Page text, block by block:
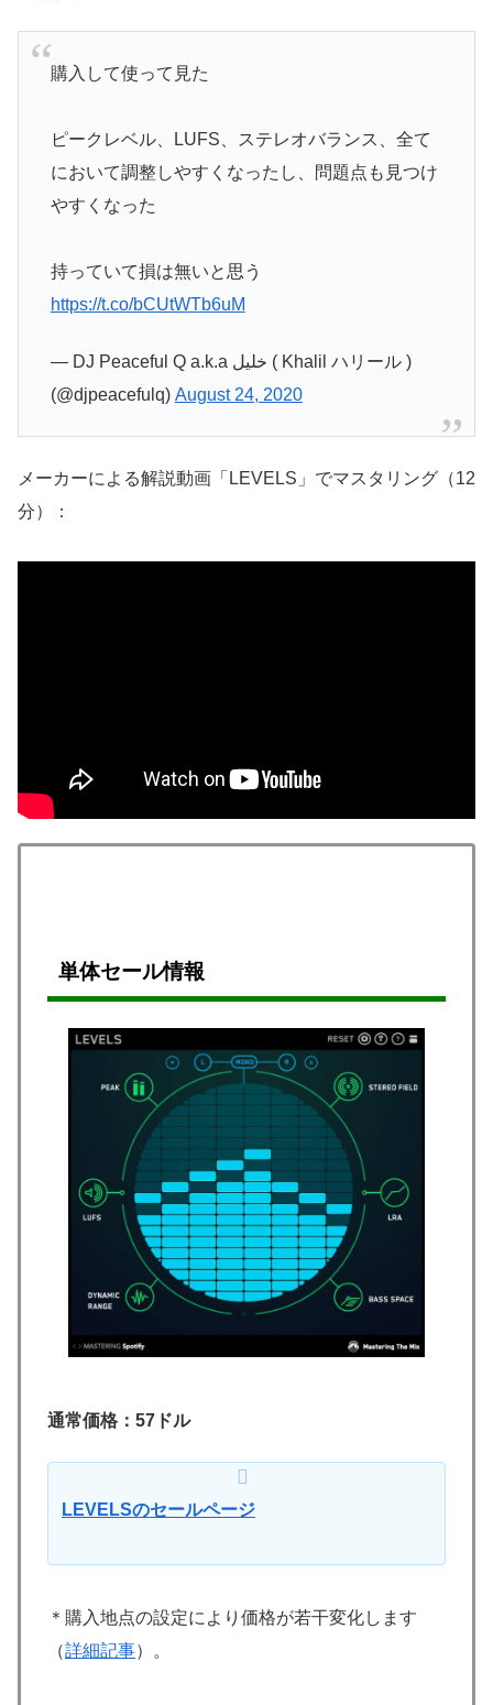
購入して使って見た
ピークレベル、LUFS、ステレオバランス、全て
において調整しやすくなったし、問題点も見つけ
やすくなった
持っていて損は無いと思う
https://t.co/bCUtWTb6uM
— DJ Peaceful Q a.k.a خليل ( Khalil ハリール )
(@djpeacefulq) August 24, 2020
メーカーによる解説動画「LEVELS」でマスタリング（12
分）：
単体セール情報
通常価格：57ドル
LEVELSのセールページ
＊購入地点の設定により価格が若干変化します
（詳細記事）。